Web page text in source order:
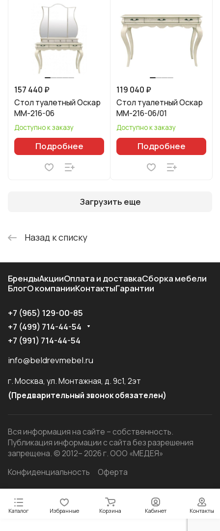
157 440 ₽
Стол туалетный Оскар
ММ-216-06
Доступно к заказу
Подробнее
119 040 ₽
Стол туалетный Оскар
ММ-216-06/01
Доступно к заказу
Подробнее
Загрузить еще
Назад к списку
Каталог Избранные Корзина Кабинет Контакты
БрендыАкцииОплата и доставкаСборка мебели
БлогО компанииКонтактыГарантии
+7 (965) 129-00-85
+7 (499) 714-44-54
+7 (991) 714-44-54
info@beldrevmebel.ru
г. Москва, ул. Монтажная, д. 9с1, 2эт
(Предварительный звонок обязателен)
Вся информация на сайте – собственность.
Публикация информации с сайта без разрешения
запрещена. © 2012– 2026 г. ООО «МЕДЕЯ»
Конфиденциальность
Оферта